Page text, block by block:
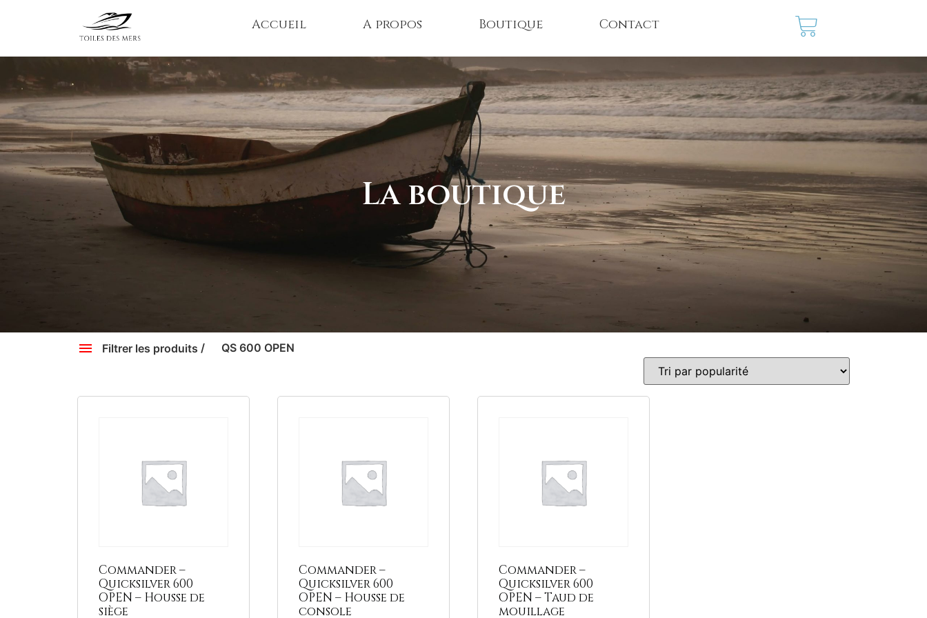
Accueil A propos Boutique Contact
La boutique
Filtrer les produits QS 600 OPEN
QS 600 OPEN
QS 600 OPEN
Supprimer les filtres
Commander –
Quicksilver 600
OPEN – Housse de
siège
Commander –
Quicksilver 600
OPEN – Housse de
console
Commander –
Quicksilver 600
OPEN – Taud de
mouillage